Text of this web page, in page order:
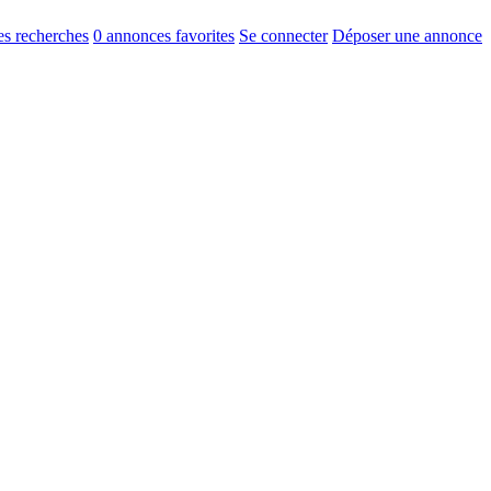
recherches 0 annonces favorites Se connecter Déposer une annonce